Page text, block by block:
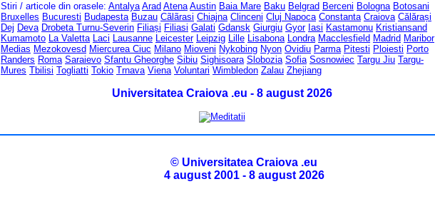
Stiri / articole din orasele: Antalya Arad Atena Austin Baia Mare Baku Belgrad Berceni Bologna Botosani
Bruxelles Bucuresti Budapesta Buzau Cãlãrasi Chiajna Clinceni Cluj Napoca Constanta Craiova Călărași
Dej Deva Drobeta Turnu-Severin Filiași Filiasi Galati Gdansk Giurgiu Gyor Iasi Kastamonu Kristiansand
Kumamoto La Valetta Laci Lausanne Leicester Leipzig Lille Lisabona Londra Macclesfield Madrid Maribor
Medias Mezokovesd Miercurea Ciuc Milano Mioveni Nykobing Nyon Ovidiu Parma Pitesti Ploiesti Porto
Randers Roma Saraievo Sfantu Gheorghe Sibiu Sighisoara Slobozia Sofia Sosnowiec Targu Jiu Targu-
Mures Tbilisi Togliatti Tokio Trnava Viena Voluntari Wimbledon Zalau Zhejiang
Universitatea Craiova .eu - 8 august 2026
© Universitatea Craiova .eu
4 august 2001 - 8 august 2026